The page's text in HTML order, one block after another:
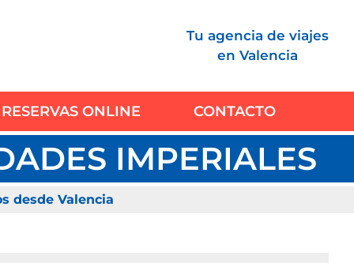
Tu agencia de viajes
en Valencia
RESERVAS ONLINE CONTACTO
IMPERIALES
desde Valencia